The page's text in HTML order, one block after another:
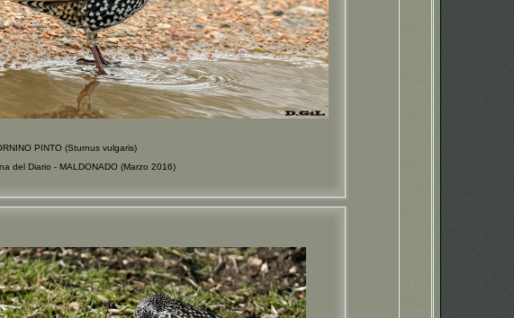
PINTO (Sturnus vulgaris)
del Diario - MALDONADO (Marzo 2016)